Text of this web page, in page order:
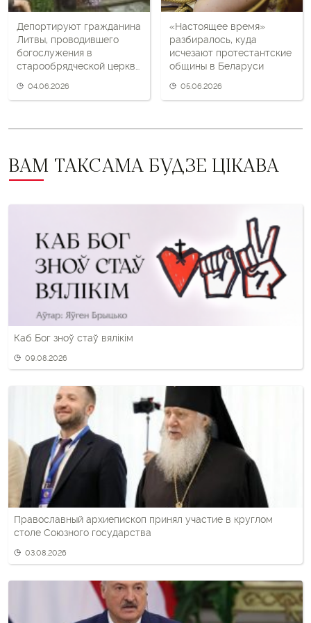
Депортируют гражданина
Литвы, проводившего
богослужения в
старообрядческой церкви
04.06.2026
«Настоящее время»
разбиралось, куда
исчезают протестантские
общины в Беларуси
05.06.2026
ВАМ ТАКСАМА БУДЗЕ ЦІКАВА
Каб Бог зноў стаў вялікім
09.08.2026
Православный архиепископ принял участие в круглом
столе Союзного государства
03.08.2026